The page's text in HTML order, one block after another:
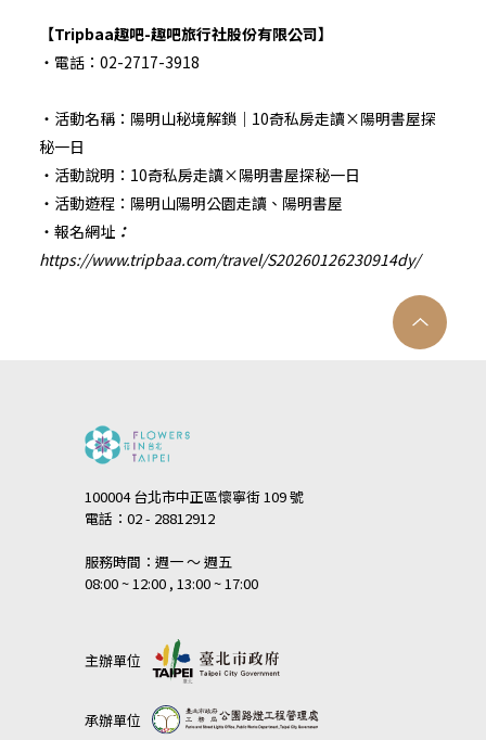
【Tripbaa趣吧-趣吧旅行社股份有限公司】
・電話：02-2717-3918
・活動名稱：陽明山秘境解鎖｜10奇私房走讀×陽明書屋探
秘一日
・活動說明：10奇私房走讀×陽明書屋探秘一日
・活動遊程：陽明山陽明公園走讀、陽明書屋
・報名網址：
https://www.tripbaa.com/travel/S20260126230914dy/
100004 台北市中正區懷寧街 109 號
電話：02 - 28812912
服務時間：週一 ～ 週五
08:00 ~ 12:00 , 13:00 ~ 17:00
主辦單位
承辦單位